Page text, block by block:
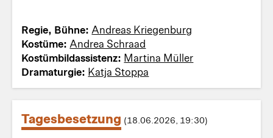
Regie, Bühne:Andreas Kriegenburg
Kostüme:Andrea Schraad
Kostümbildassistenz: Martina Müller
Dramaturgie: Katja Stoppa
Tagesbesetzung (18.06.2026, 19:30)